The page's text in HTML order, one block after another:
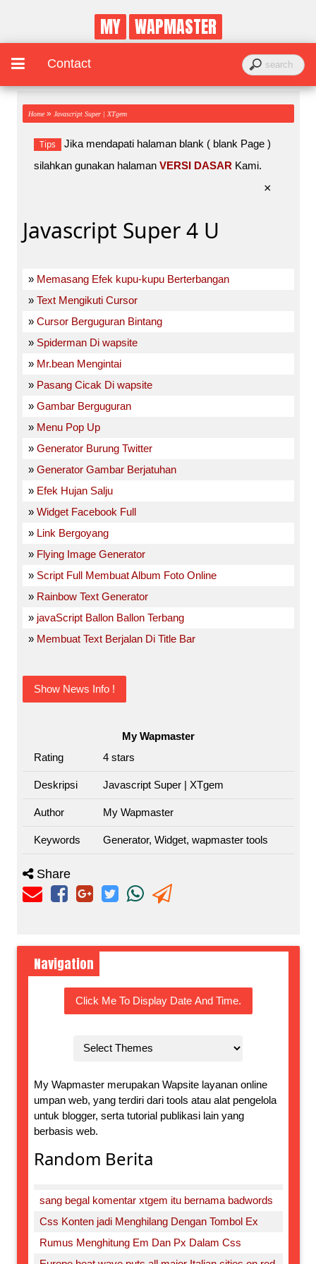
MY WAPMASTER
Contact
Home » Javascript Super | XTgem
Tips
Jika mendapati halaman blank ( blank Page )
silahkan gunakan halaman VERSI DASAR Kami.
×
Javascript Super 4 U
»Memasang Efek kupu-kupu Berterbangan
»Text Mengikuti Cursor
»Cursor Berguguran Bintang
»Spiderman Di wapsite
»Mr.bean Mengintai
»Pasang Cicak Di wapsite
»Gambar Berguguran
»Menu Pop Up
» Generator Burung Twitter
» Generator Gambar Berjatuhan
» Efek Hujan Salju
»Widget Facebook Full
»Link Bergoyang
»Flying Image Generator
»Script Full Membuat Album Foto Online
»Rainbow Text Generator
»javaScript Ballon Ballon Terbang
»Membuat Text Berjalan Di Title Bar
Show News Info !
My Wapmaster
Rating
4 stars
Deskripsi Javascript Super | XTgem
Author My Wapmaster
Keywords Generator, Widget, wapmaster tools
Share
Navigation
Click Me To Display Date And Time.
My Wapmaster merupakan Wapsite layanan online
umpan web, yang terdiri dari tools atau alat pengelola
untuk blogger, serta tutorial publikasi lain yang
berbasis web.
Random Berita
sang begal komentar xtgem itu bernama badwords
Css Konten jadi Menghilang Dengan Tombol Ex
Rumus Menghitung Em Dan Px Dalam Css